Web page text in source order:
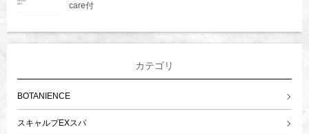
care付
カテゴリ
BOTANIENCE
スキャルプEXスパ